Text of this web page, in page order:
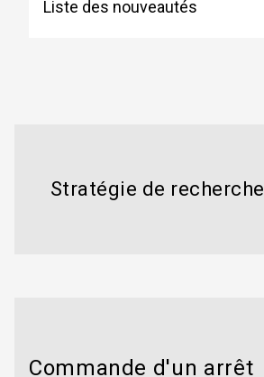
Liste des nouveautés
Stratégie de recherche
Commande d'un arrêt